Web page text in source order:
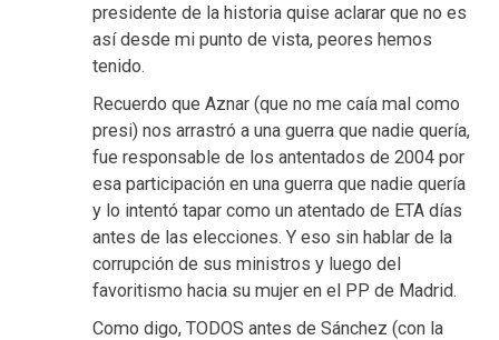
presidente de la historia quise aclarar que no es
así desde mi punto de vista, peores hemos
tenido.
Recuerdo que Aznar (que no me caía mal como
presi) nos arrastró a una guerra que nadie quería,
fue responsable de los antentados de 2004 por
esa participación en una guerra que nadie quería
y lo intentó tapar como un atentado de ETA días
antes de las elecciones. Y eso sin hablar de la
corrupción de sus ministros y luego del
favoritismo hacia su mujer en el PP de Madrid.
Como digo, TODOS antes de Sánchez (con la